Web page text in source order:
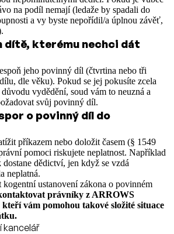
na podíl nemají (ledaže by spadali do
a vy byste nepořídil/a úplnou závěť,
dítě, kterému nechci dát
jeho povinný díl (čtvrtina nebo tři
dle věku). Pokud se jej pokusíte zcela
vydědění, soud vám to neuzná a
svůj povinný díl.
o povinný díl do
příkazem nebo doložit časem (§ 1549
pomoci riskujete neplatnost. Například
dědictví, jen když se vzdá
neplatná.
ustanovení zákona o povinném
právníky z ARROWS
vám pomohou takové složité situace
kancelář